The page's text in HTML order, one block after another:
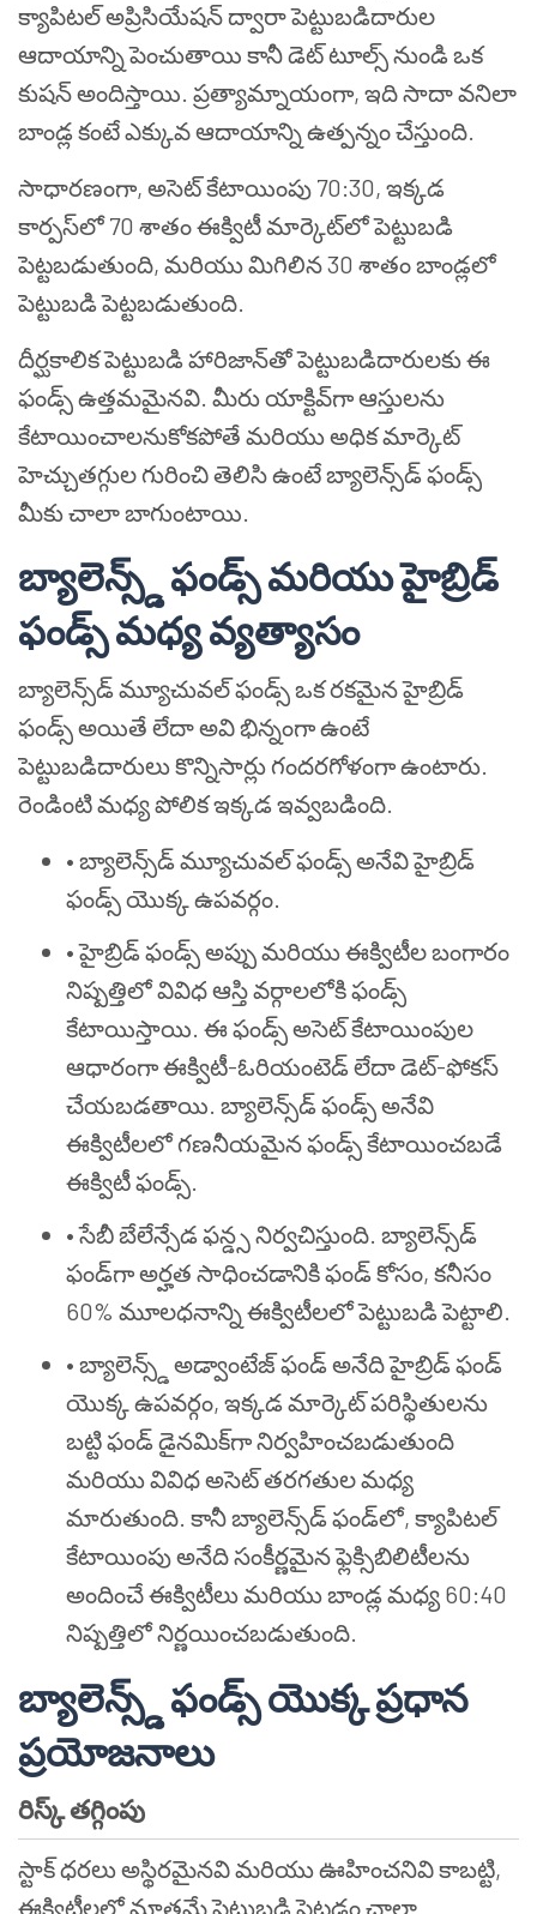
క్యాపిటల్ అప్రిసియేషన్ ద్వారా పెట్టుబడిదారుల
ఆదాయాన్ని పెంచుతాయి కానీ డెట్ టూల్స్ నుండి ఒక
కుషన్ అందిస్తాయి. ప్రత్యామ్నాయంగా, ఇది సాదా వనిలా
బాండ్ల కంటే ఎక్కువ ఆదాయాన్ని ఉత్పన్నం చేస్తుంది.
సాధారణంగా, అసెట్ కేటాయింపు 70:30, ఇక్కడ
కార్పస్‌లో 70 శాతం ఈక్విటీ మార్కెట్‌లో పెట్టుబడి
పెట్టబడుతుంది, మరియు మిగిలిన 30 శాతం బాండ్లలో
పెట్టుబడి పెట్టబడుతుంది.
దీర్ఘకాలిక పెట్టుబడి హారిజాన్‌తో పెట్టుబడిదారులకు ఈ
ఫండ్స్ ఉత్తమమైనవి. మీరు యాక్టివ్‌గా ఆస్తులను
కేటాయించాలనుకోకపోతే మరియు అధిక మార్కెట్
హెచ్చుతగ్గుల గురించి తెలిసి ఉంటే బ్యాలెన్స్‌డ్ ఫండ్స్
మీకు చాలా బాగుంటాయి.
బ్యాలెన్స్డ్ ఫండ్స్ మరియు హైబ్రిడ్
ఫండ్స్ మధ్య వ్యత్యాసం
బ్యాలెన్స్‌డ్ మ్యూచువల్ ఫండ్స్ ఒక రకమైన హైబ్రిడ్
ఫండ్స్ అయితే లేదా అవి భిన్నంగా ఉంటే
పెట్టుబడిదారులు కొన్నిసార్లు గందరగోళంగా ఉంటారు.
రెండింటి మధ్య పోలిక ఇక్కడ ఇవ్వబడింది.
• బ్యాలెన్స్‌డ్ మ్యూచువల్ ఫండ్స్ అనేవి హైబ్రిడ్
ఫండ్స్ యొక్క ఉపవర్గం.
•హైబ్రిడ్ ఫండ్స్ అప్పు మరియు ఈక్విటీల బంగారం
నిష్పత్తిలో వివిధ ఆస్తి వర్గాలలోకి ఫండ్స్
కేటాయిస్తాయి. ఈ ఫండ్స్ అసెట్ కేటాయింపుల
ఆధారంగా ఈక్విటీ-ఓరియంటెడ్ లేదా డెట్-ఫోకస్
చేయబడతాయి. బ్యాలెన్స్‌డ్ ఫండ్స్ అనేవి
ఈక్విటీలలో గణనీయమైన ఫండ్స్ కేటాయించబడే
ఈక్విటీ ఫండ్స్.
•సేబీ బేలేన్సేడ ఫన్డ్స నిర్వచిస్తుంది. బ్యాలెన్స్‌డ్
ఫండ్‌గా అర్హత సాధించడానికి ఫండ్ కోసం, కనీసం
60% మూలధనాన్ని ఈక్విటీలలో పెట్టుబడి పెట్టాలి.
• బ్యాలెన్స్డ్ అడ్వాంటేజ్ ఫండ్ అనేది హైబ్రిడ్ ఫండ్
యొక్క ఉపవర్గం, ఇక్కడ మార్కెట్ పరిస్థితులను
బట్టి ఫండ్ డైనమిక్‌గా నిర్వహించబడుతుంది
మరియు వివిధ అసెట్ తరగతుల మధ్య
మారుతుంది. కానీ బ్యాలెన్స్‌డ్ ఫండ్‌లో, క్యాపిటల్
కేటాయింపు అనేది సంకీర్ణమైన ఫ్లెక్సిబిలిటీలను
అందించే ఈక్విటీలు మరియు బాండ్ల మధ్య 60:40
నిష్పత్తిలో నిర్ణయించబడుతుంది.
బ్యాలెన్స్డ్ ఫండ్స్ యొక్క ప్రధాన
ప్రయోజనాలు
రిస్క్ తగ్గింపు
స్టాక్ ధరలు అస్థిరమైనవి మరియు ఊహించనివి కాబట్టి,
ఈక్విటీలలో మాత్రమే పెట్టుబడి పెట్టడం చాలా